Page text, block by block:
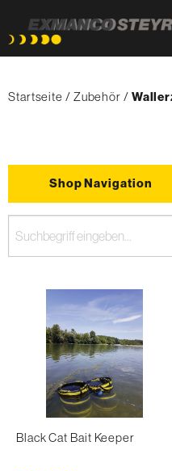
zum
Startseite
Zubehör
Shop Navigation
Black Cat Bait Keeper